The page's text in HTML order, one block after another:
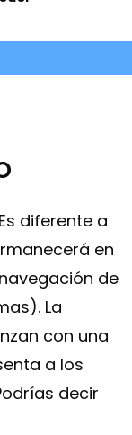
diferente a
en
de
La
con una
a los
decir